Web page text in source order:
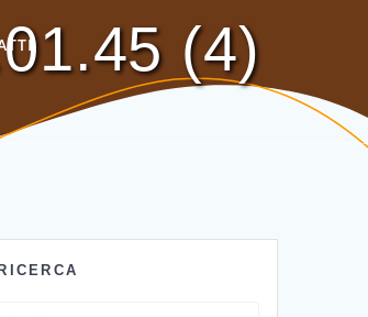
(4)
RICERCA